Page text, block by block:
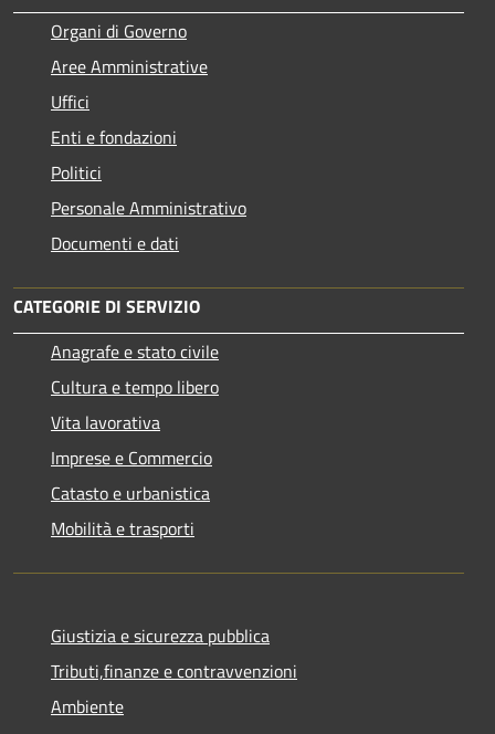
Organi di Governo
Aree Amministrative
Uffici
Enti e fondazioni
Politici
Personale Amministrativo
Documenti e dati
CATEGORIE DI SERVIZIO
Anagrafe e stato civile
Cultura e tempo libero
Vita lavorativa
Imprese e Commercio
Catasto e urbanistica
Mobilità e trasporti
Giustizia e sicurezza pubblica
Tributi,finanze e contravvenzioni
Ambiente